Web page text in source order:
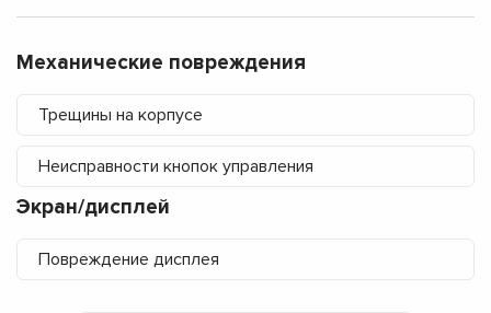
Механические повреждения
Трещины на корпусе
Неисправности кнопок управления
Экран/дисплей
Повреждение дисплея